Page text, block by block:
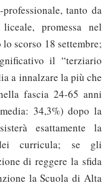
tanto da
promessa nel
scorso 18 settembre;
il “terziario
a innalzare la più che
fascia 24-65 anni
34,3%) dopo la
esattamente la
dei curricula; se gli
di reggere la sfida
la Scuola di Alta